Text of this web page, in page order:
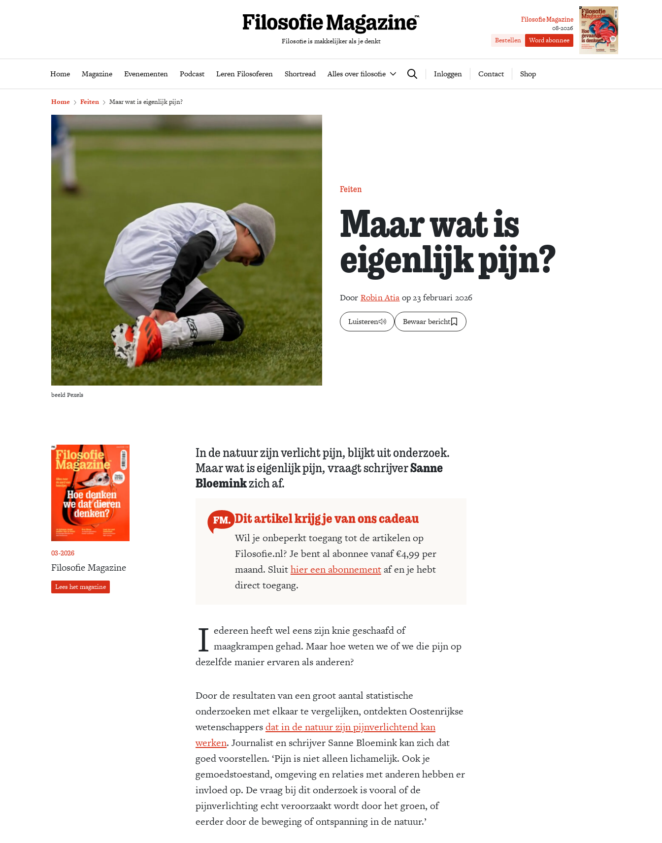
Filosofie is makkelijker als je denkt
Filosofie Magazine
08-2026
Bestellen Word abonnee
Home Magazine Evenementen Podcast Leren Filosoferen Shortread Alles over filosofie Zoeken Inloggen Contact Shop
Home Magazine Evenementen Podcast Leren Filosoferen Shortread Alles over filosofie Word abonnee
Home Feiten Maar wat is eigenlijk pijn?
Feiten
Maar wat is
eigenlijk pijn?
Door Robin Atia op 23 februari 2026
Luisteren Bewaar bericht
beeld Pexels
03-2026
Filosofie Magazine
Lees het magazine
In de natuur zijn verlicht pijn, blijkt uit onderzoek.
Maar wat is eigenlijk pijn, vraagt schrijverSanne
Bloeminkzich af.
Dit artikel krijg je van ons cadeau
Wil je onbeperkt toegang tot de artikelen op
Filosofie.nl? Je bent al abonnee vanaf €4,99 per
maand. Sluithier een abonnementaf en je hebt
direct toegang.
I edereen heeft wel eens zijn knie geschaafd of
maagkrampen gehad. Maar hoe weten we of we die pijn op
dezelfde manier ervaren als anderen?
Door de resultaten van een groot aantal statistische
onderzoeken met elkaar te vergelijken, ontdekten Oostenrijkse
wetenschappersdat in de natuur zijn pijnverlichtend kan
werken. Journalist en schrijver Sanne Bloemink kan zich dat
goed voorstellen. ‘Pijn is niet alleen lichamelijk. Ook je
gemoedstoestand, omgeving en relaties met anderen hebben er
invloed op. De vraag bij dit onderzoek is vooral of de
pijnverlichting echt veroorzaakt wordt door het groen, of
eerder door de beweging of ontspanning in de natuur.’